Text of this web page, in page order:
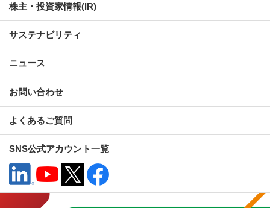
株主・投資家情報(IR)
サステナビリティ
ニュース
お問い合わせ
よくあるご質問
SNS公式アカウント一覧